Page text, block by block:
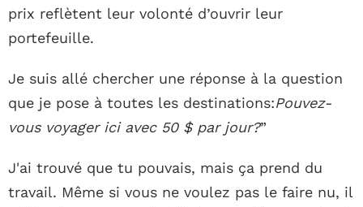
prix reflètent leur volonté d’ouvrir leur
portefeuille.
Je suis allé chercher une réponse à la question
que je pose à toutes les destinations:Pouvez-
vous voyager ici avec 50 $ par jour?”
J'ai trouvé que tu pouvais, mais ça prend du
travail. Même si vous ne voulez pas le faire nu, il